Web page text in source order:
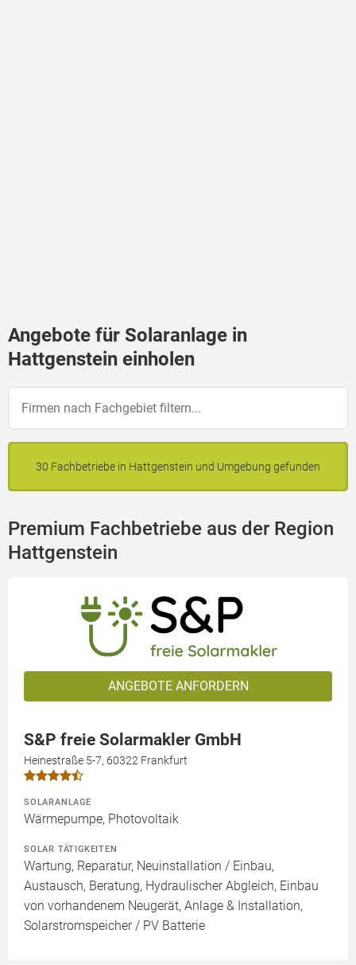
Angebote für Solaranlage in
Hattgenstein einholen
30 Fachbetriebe in Hattgenstein und Umgebung gefunden
Premium Fachbetriebe aus der Region
Hattgenstein
ANGEBOTE ANFORDERN
S&P freie Solarmakler GmbH
Heinestraße 5-7, 60322 Frankfurt
SOLARANLAGE
Wärmepumpe, Photovoltaik
SOLAR TÄTIGKEITEN
Wartung, Reparatur, Neuinstallation / Einbau,
Austausch, Beratung, Hydraulischer Abgleich, Einbau
von vorhandenem Neugerät, Anlage & Installation,
Solarstromspeicher / PV Batterie